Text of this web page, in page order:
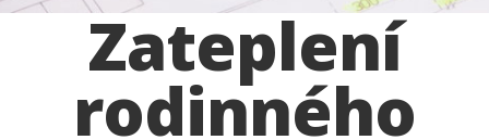
Zateplení
rodinného